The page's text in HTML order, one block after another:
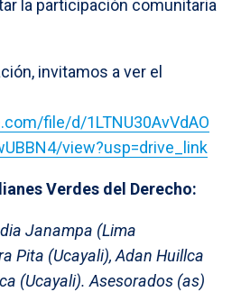
la participación comunitaria
invitamos a ver el
file/d/1LTNU30AvVdAO
view?usp=drive_link
Verdes del Derecho:
Janampa (Lima
Pita (Ucayali), Adan Huillca
(Ucayali). Asesorados (as)